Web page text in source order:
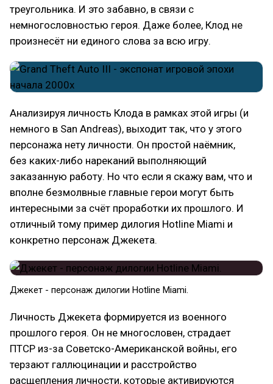
треугольника. И это забавно, в связи с
немногословностью героя. Даже более, Клод не
произнесёт ни единого слова за всю игру.
Анализируя личность Клода в рамках этой игры (и
немного в San Andreas), выходит так, что у этого
персонажа нету личности. Он простой наёмник,
без каких-либо нареканий выполняющий
заказанную работу. Но что если я скажу вам, что и
вполне безмолвные главные герои могут быть
интересными за счёт проработки их прошлого. И
отличный тому пример дилогия Hotline Miami и
конкретно персонаж Джекета.
Джекет - персонаж дилогии Hotline Miami.
Личность Джекета формируется из военного
прошлого героя. Он не многословен, страдает
ПТСР из-за Советско-Американской войны, его
терзают галлюцинации и расстройство
расщепления личности, которые активируются